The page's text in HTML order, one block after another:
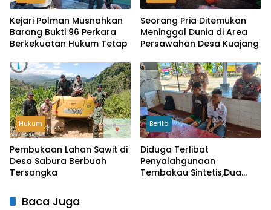
Kejari Polman Musnahkan
Barang Bukti 96 Perkara
Berkekuatan Hukum Tetap
Seorang Pria Ditemukan
Meninggal Dunia di Area
Persawahan Desa Kuajang
Hukum
Pembukaan Lahan Sawit di
Desa Sabura Berbuah
Tersangka
Berita
Diduga Terlibat
Penyalahgunaan
Tembakau Sintetis,Dua
Baca Juga